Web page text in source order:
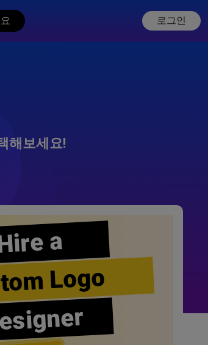
로그인
해보세요!
a
Logo